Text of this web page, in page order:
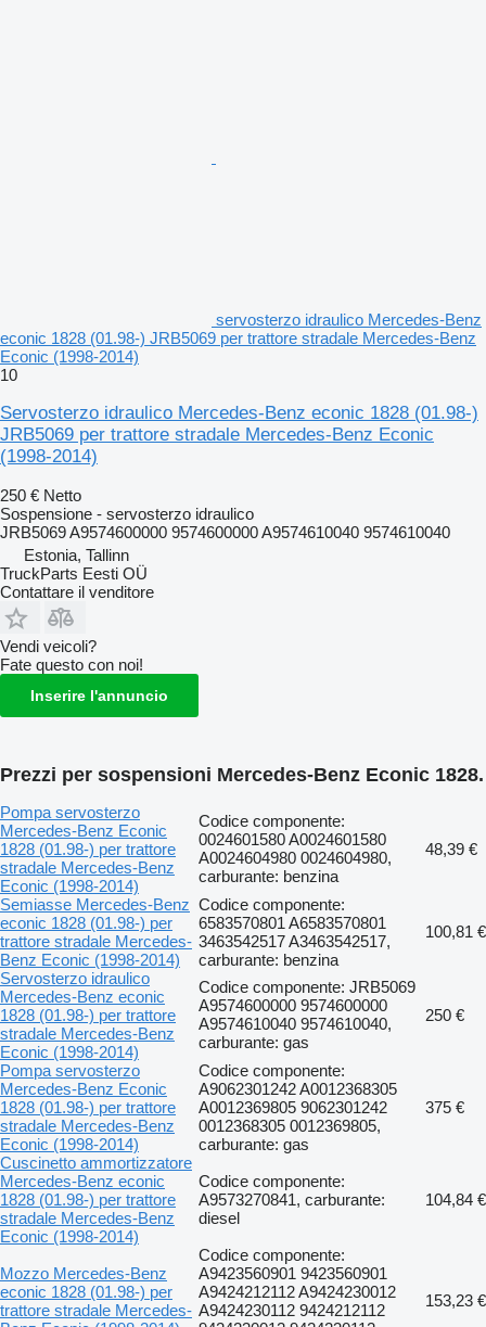
servosterzo idraulico Mercedes-Benz
econic 1828 (01.98-) JRB5069 per trattore stradale Mercedes-Benz
Econic (1998-2014)
10
Servosterzo idraulico Mercedes-Benz econic 1828 (01.98-)
JRB5069 per trattore stradale Mercedes-Benz Econic
(1998-2014)
250 € Netto
Sospensione - servosterzo idraulico
JRB5069 A9574600000 9574600000 A9574610040 9574610040
Estonia, Tallinn
TruckParts Eesti OÜ
Contattare il venditore
Vendi veicoli?
Fate questo con noi!
Inserire l'annuncio
Prezzi per sospensioni Mercedes-Benz Econic 1828.
Pompa servosterzo
Mercedes-Benz Econic
1828 (01.98-) per trattore
stradale Mercedes-Benz
Econic (1998-2014)
Codice componente:
0024601580 A0024601580
A0024604980 0024604980,
carburante: benzina
48,39 €
Semiasse Mercedes-Benz
econic 1828 (01.98-) per
trattore stradale Mercedes-
Benz Econic (1998-2014)
Codice componente:
6583570801 A6583570801
3463542517 A3463542517,
carburante: benzina
100,81 €
Servosterzo idraulico
Mercedes-Benz econic
1828 (01.98-) per trattore
stradale Mercedes-Benz
Econic (1998-2014)
Codice componente: JRB5069
A9574600000 9574600000
A9574610040 9574610040,
carburante: gas
250 €
Pompa servosterzo
Mercedes-Benz Econic
1828 (01.98-) per trattore
stradale Mercedes-Benz
Econic (1998-2014)
Codice componente:
A9062301242 A0012368305
A0012369805 9062301242
0012368305 0012369805,
carburante: gas
375 €
Cuscinetto ammortizzatore
Mercedes-Benz econic
1828 (01.98-) per trattore
stradale Mercedes-Benz
Econic (1998-2014)
Codice componente:
A9573270841, carburante:
diesel
104,84 €
Mozzo Mercedes-Benz
econic 1828 (01.98-) per
trattore stradale Mercedes-
Codice componente:
A9423560901 9423560901
A9424212112 A9424230012
A9424230112 9424212112
153,23 €